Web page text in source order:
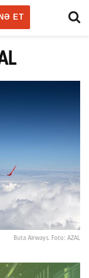
ET
Buta Airways. Foto: AZAL